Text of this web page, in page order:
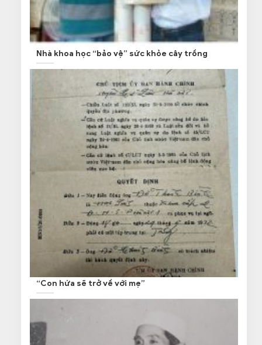
Nhà khoa học “bảo vệ” sức khỏe cây trồng
“Con hứa sẽ trở về với mẹ”